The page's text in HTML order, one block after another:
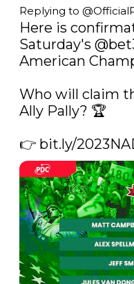
Replying to @
Here is
Saturday's
American
Who will claim
Ally Pally? 🏆
👉 bit.ly/